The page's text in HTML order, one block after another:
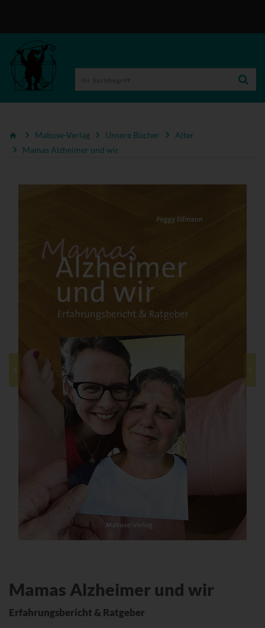
Mabuse-Verlag Unsere Bücher
Alter
Mamas Alzheimer und wir
Mamas Alzheimer und wir
Erfahrungsbericht & Ratgeber